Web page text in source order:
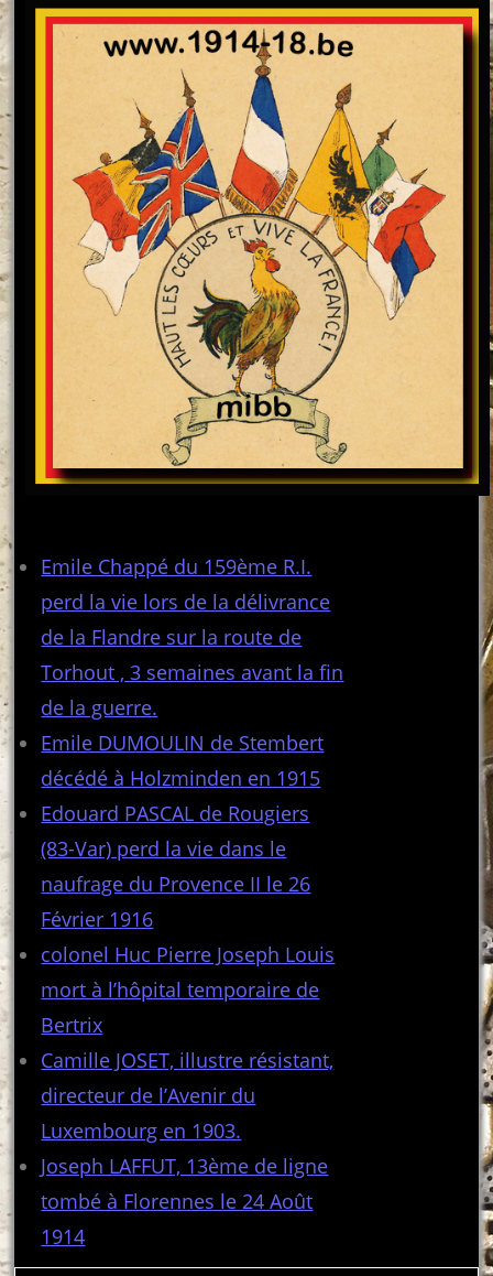
Emile Chappé du 159ème R.I.
perd la vie lors de la délivrance
de la Flandre sur la route de
Torhout , 3 semaines avant la fin
de la guerre.
Emile DUMOULIN de Stembert
décédé à Holzminden en 1915
Edouard PASCAL de Rougiers
(83-Var) perd la vie dans le
naufrage du Provence II le 26
Février 1916
colonel Huc Pierre Joseph Louis
mort à l’hôpital temporaire de
Bertrix
Camille JOSET, illustre résistant,
directeur de l’Avenir du
Luxembourg en 1903.
Joseph LAFFUT, 13ème de ligne
tombé à Florennes le 24 Août
1914